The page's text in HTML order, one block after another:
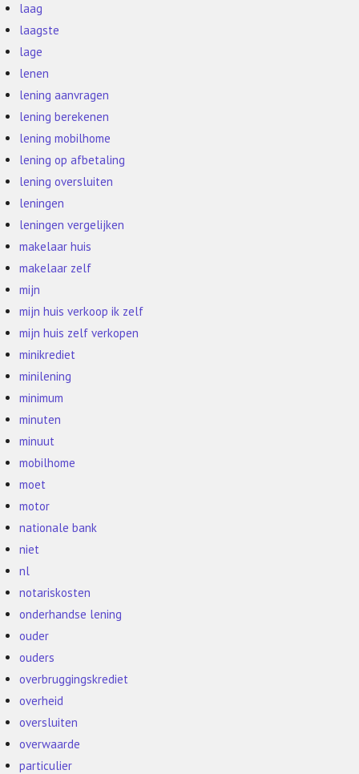
laag
laagste
lage
lenen
lening aanvragen
lening berekenen
lening mobilhome
lening op afbetaling
lening oversluiten
leningen
leningen vergelijken
makelaar huis
makelaar zelf
mijn
mijn huis verkoop ik zelf
mijn huis zelf verkopen
minikrediet
minilening
minimum
minuten
minuut
mobilhome
moet
motor
nationale bank
niet
nl
notariskosten
onderhandse lening
ouder
ouders
overbruggingskrediet
overheid
oversluiten
overwaarde
particulier